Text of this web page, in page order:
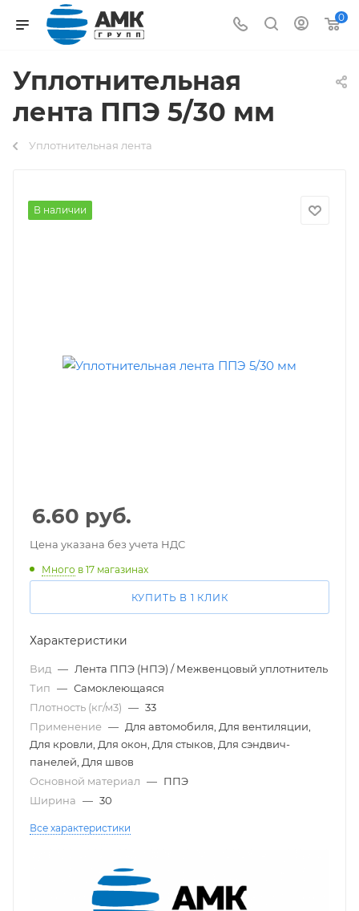
0
Уплотнительная
лента ППЭ 5/30 мм
Уплотнительная лента
В наличии
6.60 руб.
Цена указана без учета НДС
Много в 17 магазинах
КУПИТЬ В 1 КЛИК
Характеристики
Вид — Лента ППЭ (НПЭ) / Межвенцовый уплотнитель
Тип — Самоклеющаяся
Плотность (кг/м3) — 33
Применение — Для автомобиля, Для вентиляции,
Для кровли, Для окон, Для стыков, Для сэндвич-
панелей, Для швов
Основной материал — ППЭ
Ширина — 30
Все характеристики